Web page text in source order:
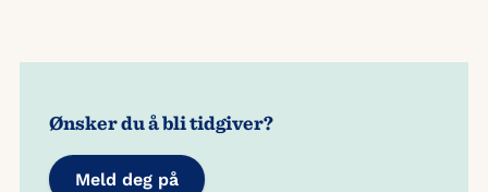
Ønsker du å bli tidgiver?
Meld deg på